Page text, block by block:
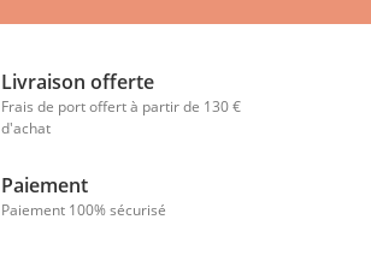
Livraison offerte
Frais de port offert à partir de 130 €
d'achat
Paiement
Paiement 100% sécurisé